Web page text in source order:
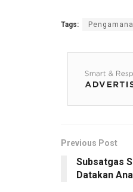
Tags:
Previous Post
Subsatgas
Datakan